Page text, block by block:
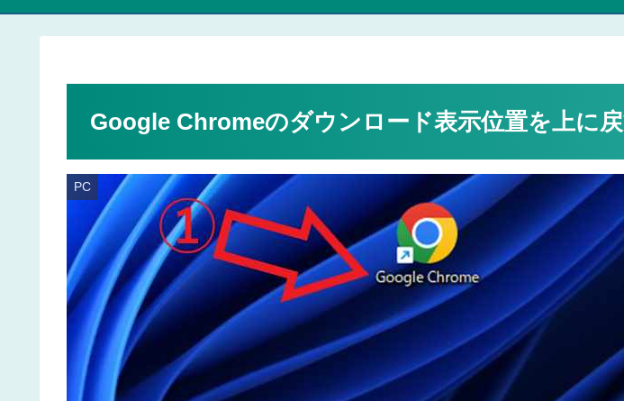
Google Chromeのダウンロード表示位置を上に
PC